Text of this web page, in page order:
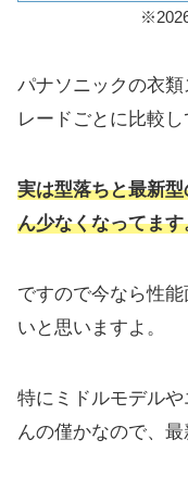
パナソニックの衣
レードごとに比較し
実は型落ちと最新
ん少なくなってます
ですので今なら性
いと思いますよ。
特にミドルモデル
んの僅かなので、最